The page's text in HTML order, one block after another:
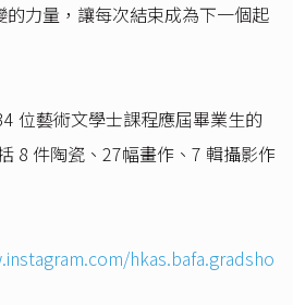
力量，讓每次結束成為下一個起
位藝術文學士課程應屆畢業生的
8 件陶瓷、27幅畫作、7 輯攝影作
hkas.bafa.gradsho